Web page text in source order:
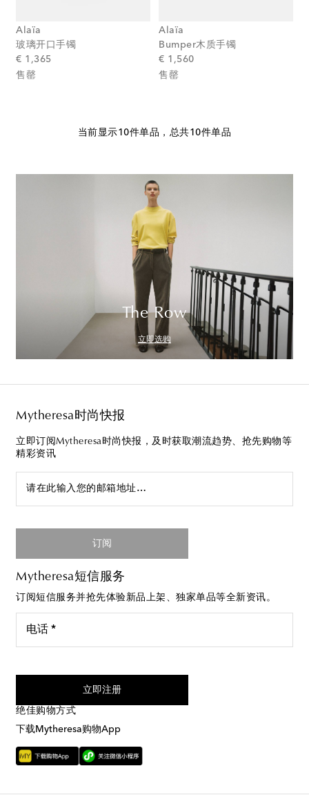
Alaïa
玻璃开口手镯
€ 1,365original price
售罄
Alaïa
Bumper木质手镯
€ 1,560original price
售罄
当前显示10件单品，总共10件单品
The Row
立即选购
Mytheresa时尚快报
立即订阅Mytheresa时尚快报，及时获取潮流趋势、抢先购物等
精彩资讯
请在此输入您的邮箱地址…
订阅
Mytheresa短信服务
订阅短信服务并抢先体验新品上架、独家单品等全新资讯。
电话 *
立即注册
绝佳购物方式
下载Mytheresa购物App